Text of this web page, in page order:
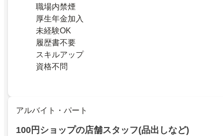
職場内禁煙
厚生年金加入
未経験OK
履歴書不要
スキルアップ
資格不問
アルバイト・パート
100円ショップの店舗スタッフ(品出しなど)